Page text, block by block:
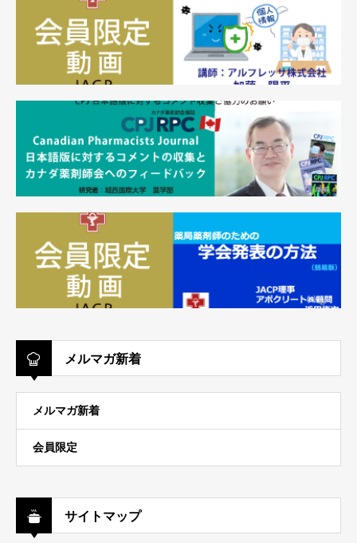
メルマガ新着
メルマガ新着
会員限定
サイトマップ